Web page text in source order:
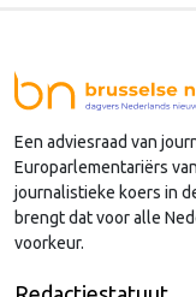
Een adviesraad van
Europarlementariërs
journalistieke koers in
brengt dat voor alle
voorkeur.